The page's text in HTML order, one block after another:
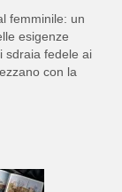
femminile: un
esigenze
sdraia fedele ai
con la